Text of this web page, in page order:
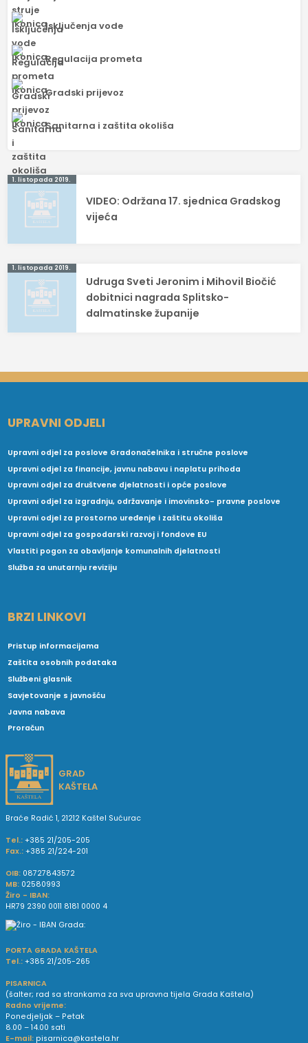
Isključenja vode
Regulacija prometa
Gradski prijevoz
Sanitarna i zaštita okoliša
Navigacija
objava
1. listopada 2019.
VIDEO: Održana 17. sjednica Gradskog
vijeća
1. listopada 2019.
Udruga Sveti Jeronim i Mihovil Biočić
dobitnici nagrada Splitsko-
dalmatinske županije
UPRAVNI ODJELI
Upravni odjel za poslove Gradonačelnika i stručne poslove
Upravni odjel za financije, javnu nabavu i naplatu prihoda
Upravni odjel za društvene djelatnosti i opće poslove
Upravni odjel za izgradnju, održavanje i imovinsko- pravne poslove
Upravni odjel za prostorno uređenje i zaštitu okoliša
Upravni odjel za gospodarski razvoj i fondove EU
Vlastiti pogon za obavljanje komunalnih djelatnosti
Služba za unutarnju reviziju
BRZI LINKOVI
Pristup informacijama
Zaštita osobnih podataka
Službeni glasnik
Savjetovanje s javnošću
Javna nabava
Proračun
GRAD
KAŠTELA
Braće Radić 1, 21212 Kaštel Sućurac
Tel.: +385 21/205-205
Fax.: +385 21/224-201
OIB: 08727843572
MB: 02580993
Žiro - IBAN:
HR79 2390 0011 8181 0000 4
PORTA GRADA KAŠTELA
Tel.: +385 21/205-265
PISARNICA
(šalter; rad sa strankama za sva upravna tijela Grada Kaštela)
Radno vrijeme:
Ponedjeljak – Petak
8.00 – 14.00 sati
E-mail: pisarnica@kastela.hr